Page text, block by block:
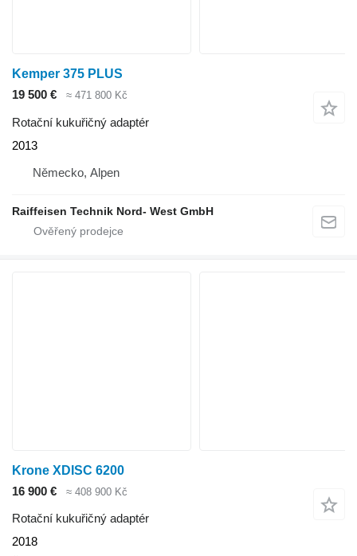
Kemper 375 PLUS
19 500 €
≈ 471 800 Kč
Rotační kukuřičný adaptér
2013
Německo, Alpen
Raiffeisen Technik Nord- West GmbH
Krone XDISC 6200
16 900 €
≈ 408 900 Kč
Rotační kukuřičný adaptér
2018